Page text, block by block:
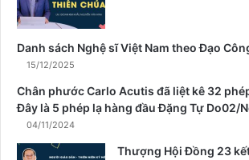
Danh sách Nghệ sĩ Việt Nam theo Đạo
15/12/2025
Chân phước Carlo Acutis đã liệt kê 32
Đây là 5 phép lạ hàng đầu Đặng Tự Do02/
04/11/2024
Thượng Hội Đồng 23